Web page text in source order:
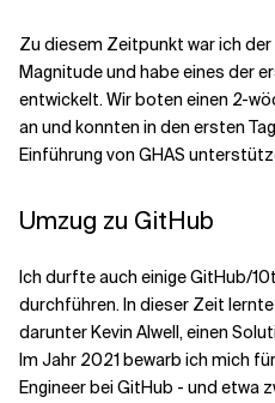
Zu diesem Zeitpunkt war ich
Magnitude und habe eines der
entwickelt. Wir boten einen 2-
an und konnten in den ersten
Einführung von GHAS
Umzug zu GitHub
Ich durfte auch einige GitHub/
durchführen. In dieser Zeit
darunter Kevin Alwell, einen
Im Jahr 2021 bewarb ich mich
Engineer bei GitHub - und etwa